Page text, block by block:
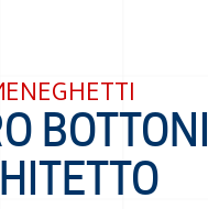
BOTTONI